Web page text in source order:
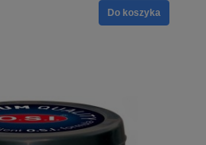
Do koszyka